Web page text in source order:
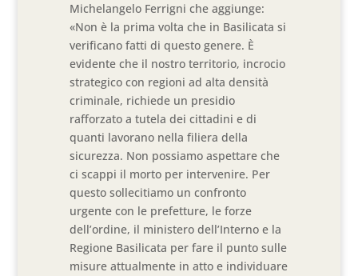
Michelangelo Ferrigni che aggiunge:
«Non è la prima volta che in Basilicata si
verificano fatti di questo genere. È
evidente che il nostro territorio, incrocio
strategico con regioni ad alta densità
criminale, richiede un presidio
rafforzato a tutela dei cittadini e di
quanti lavorano nella filiera della
sicurezza. Non possiamo aspettare che
ci scappi il morto per intervenire. Per
questo sollecitiamo un confronto
urgente con le prefetture, le forze
dell’ordine, il ministero dell’Interno e la
Regione Basilicata per fare il punto sulle
misure attualmente in atto e individuare